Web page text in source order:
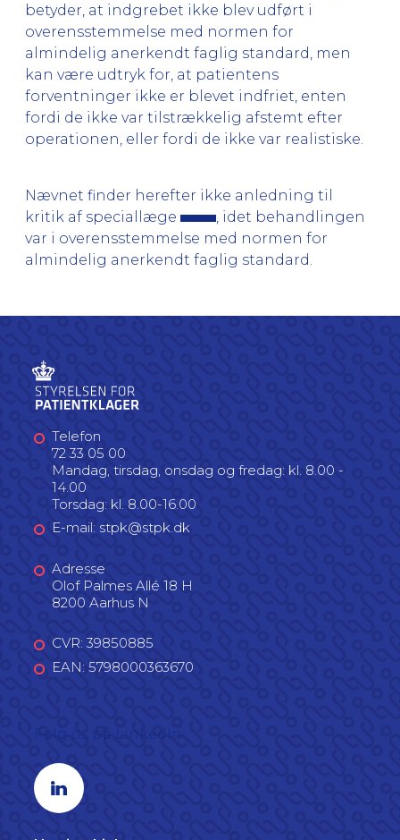
betyder, at indgrebet ikke blev udført i
overensstemmelse med normen for
almindelig anerkendt faglig standard, men
kan være udtryk for, at patientens
forventninger ikke er blevet indfriet, enten
fordi de ikke var tilstrækkelig afstemt efter
operationen, eller fordi de ikke var realistiske.
Nævnet finder herefter ikke anledning til
kritik af speciallæge
, idet behandlingen
var i overensstemmelse med normen for
almindelig anerkendt faglig standard.
Telefon
72 33 05 00
Mandag, tirsdag, onsdag og fredag: kl. 8.00 -
14.00
Torsdag: kl. 8.00-16.00
E-mail: stpk@stpk.dk
Adresse
Olof Palmes Allé 18 H
8200 Aarhus N
CVR: 39850885
EAN: 5798000363670
Linkedin profil